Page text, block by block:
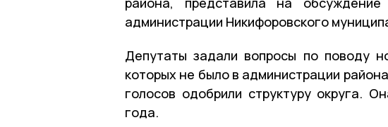
администрации Никифоровского
Депутаты задали вопросы по поводу
которых не было в администрации
голосов одобрили структуру округа.
года.